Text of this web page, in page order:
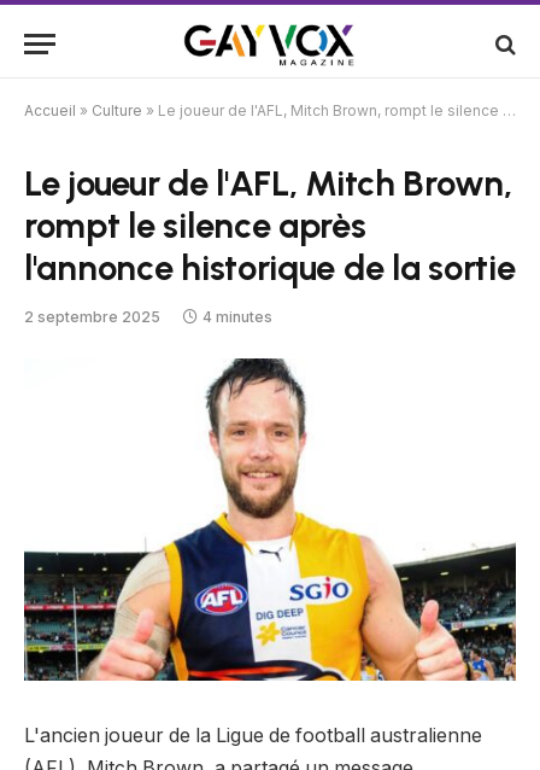
Accueil » Culture » Le joueur de l'AFL, Mitch Brown, rompt le silence après l'annonce historique de la sortie
Le joueur de l'AFL, Mitch Brown,
rompt le silence après
l'annonce historique de la sortie
2 septembre 2025 4 minutes
L'ancien joueur de la Ligue de football australienne